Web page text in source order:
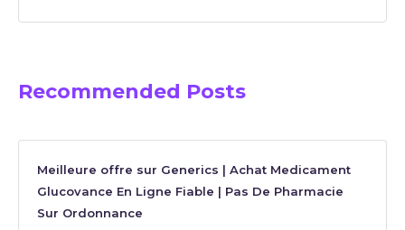
Recommended Posts
Meilleure offre sur Generics | Achat Medicament
Glucovance En Ligne Fiable | Pas De Pharmacie
Sur Ordonnance